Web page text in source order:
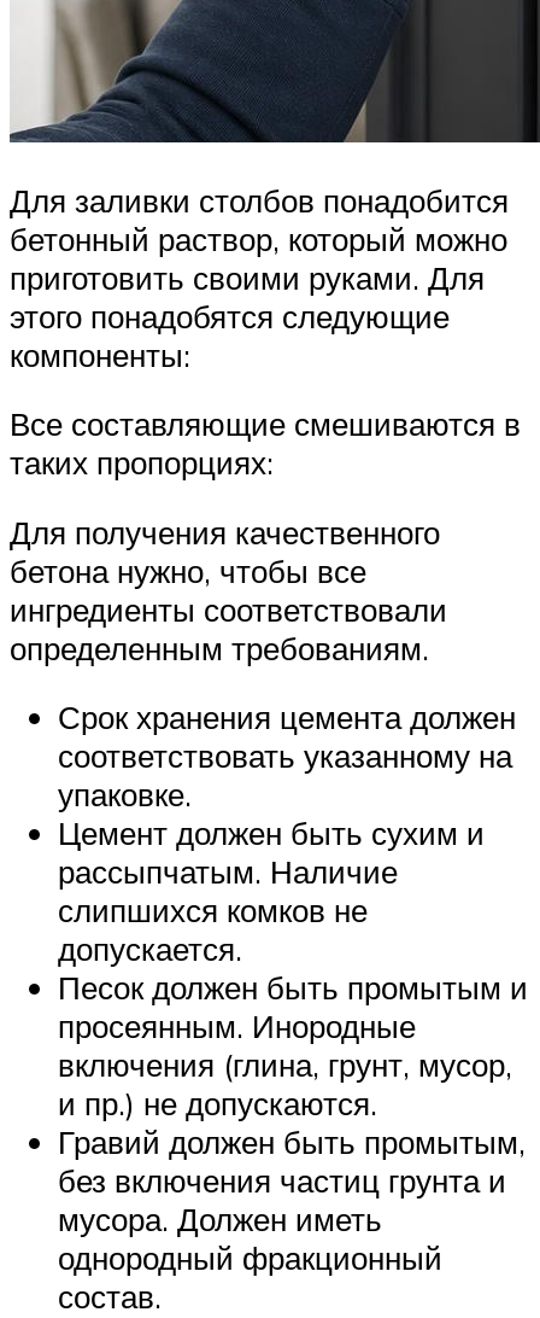
Для заливки столбов понадобится
бетонный раствор, который можно
приготовить своими руками. Для
этого понадобятся следующие
компоненты:
Все составляющие смешиваются в
таких пропорциях:
Для получения качественного
бетона нужно, чтобы все
ингредиенты соответствовали
определенным требованиям.
Срок хранения цемента должен
соответствовать указанному на
упаковке.
Цемент должен быть сухим и
рассыпчатым. Наличие
слипшихся комков не
допускается.
Песок должен быть промытым и
просеянным. Инородные
включения (глина, грунт, мусор,
и пр.) не допускаются.
Гравий должен быть промытым,
без включения частиц грунта и
мусора. Должен иметь
однородный фракционный
состав.